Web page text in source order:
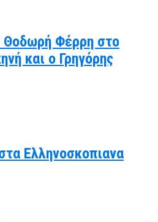
Θοδωρή Φέρρη στο
και ο Γρηγόρης
Ελληνοσκοπιανα